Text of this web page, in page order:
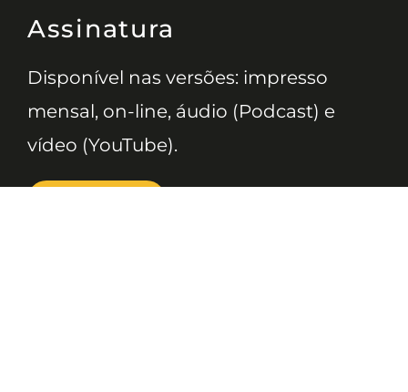
Assinatura
Disponível nas versões: impresso
mensal, on-line, áudio (Podcast) e
vídeo (YouTube).